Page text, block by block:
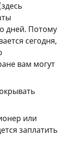
дней. Потому
сегодня,
вам могут
или
заплатить